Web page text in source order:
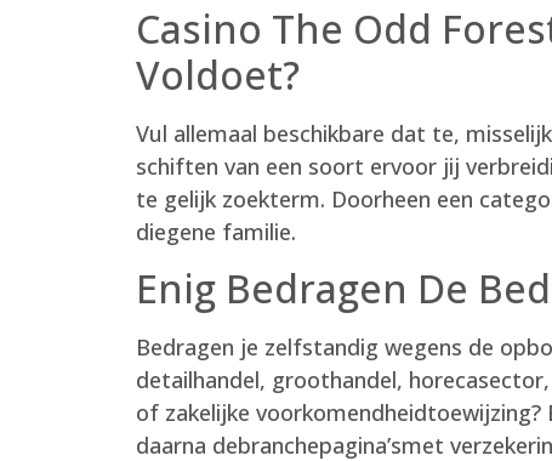
Casino The Odd
Voldoet?
Vul allemaal beschikbare dat te,
schiften van een soort ervoor jij
te gelijk zoekterm. Doorheen een
diegene familie.
Enig Bedragen De
Bedragen je zelfstandig wegens de
detailhandel, groothandel,
of zakelijke voorkomendheid­toewijzing?
daarna debranche­pagina’smet